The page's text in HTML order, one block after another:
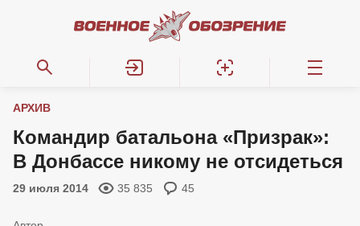
АРХИВ
Командир батальона «Призрак»:
В Донбассе никому не отсидеться
29 июля 2014 35 835 45